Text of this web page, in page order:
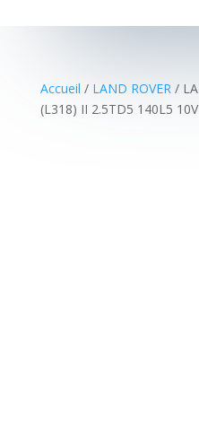
Accueil / LAND ROVER /
(L318) II 2.5TD5 140L5